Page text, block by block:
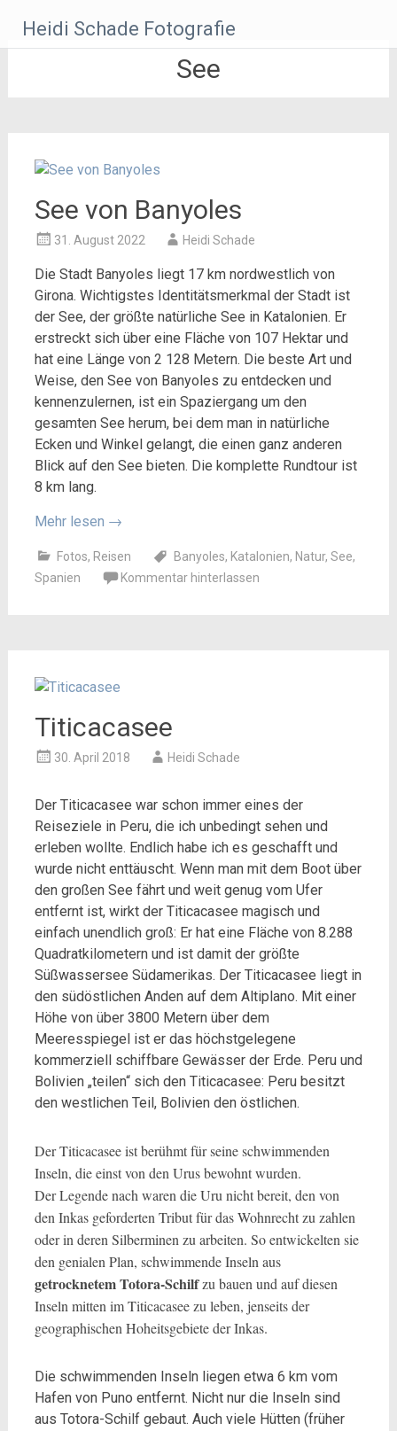
Inhalt
springen
Heidi Schade Fotografie
See
See von Banyoles
31. August 2022 Heidi Schade
Die Stadt Banyoles liegt 17 km nordwestlich von
Girona. Wichtigstes Identitätsmerkmal der Stadt ist
der See, der größte natürliche See in Katalonien. Er
erstreckt sich über eine Fläche von 107 Hektar und
hat eine Länge von 2 128 Metern. Die beste Art und
Weise, den See von Banyoles zu entdecken und
kennenzulernen, ist ein Spaziergang um den
gesamten See herum, bei dem man in natürliche
Ecken und Winkel gelangt, die einen ganz anderen
Blick auf den See bieten. Die komplette Rundtour ist
8 km lang.
Mehr lesen →
Fotos, Reisen Banyoles, Katalonien, Natur, See,
Spanien
Kommentar hinterlassen
Titicacasee
30. April 2018 Heidi Schade
Der Titicacasee war schon immer eines der
Reiseziele in Peru, die ich unbedingt sehen und
erleben wollte. Endlich habe ich es geschafft und
wurde nicht enttäuscht. Wenn man mit dem Boot über
den großen See fährt und weit genug vom Ufer
entfernt ist, wirkt der Titicacasee magisch und
einfach unendlich groß: Er hat eine Fläche von 8.288
Quadratkilometern und ist damit der größte
Süßwassersee Südamerikas. Der Titicacasee liegt in
den südöstlichen Anden auf dem Altiplano. Mit einer
Höhe von über 3800 Metern über dem
Meeresspiegel ist er das höchstgelegene
kommerziell schiffbare Gewässer der Erde. Peru und
Bolivien „teilen“ sich den Titicacasee: Peru besitzt
den westlichen Teil, Bolivien den östlichen.
Der Titicacasee ist berühmt für seine schwimmenden
Inseln, die einst von den Urus bewohnt wurden.
Der Legende nach waren die Uru nicht bereit, den von
den Inkas geforderten Tribut für das Wohnrecht zu zahlen
oder in deren Silberminen zu arbeiten. So entwickelten sie
den genialen Plan, schwimmende Inseln aus
getrocknetem Totora-Schilfzu bauen und auf diesen
Inseln mitten im Titicacasee zu leben, jenseits der
geographischen Hoheitsgebiete der Inkas.
Die schwimmenden Inseln liegen etwa 6 km vom
Hafen von Puno entfernt. Nicht nur die Inseln sind
aus Totora-Schilf gebaut. Auch viele Hütten (früher